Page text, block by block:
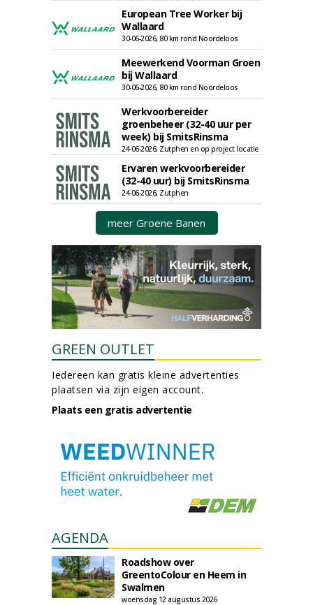
European Tree Worker bij
Wallaard
30-06-2026, 80 km rond Noordeloos
Meewerkend Voorman Groen
bij Wallaard
30-06-2026, 80 km rond Noordeloos
Werkvoorbereider
groenbeheer (32-40 uur per
week) bij SmitsRinsma
24-06-2026, Zutphen en op project locatie
Ervaren werkvoorbereider
(32-40 uur) bij SmitsRinsma
24-06-2026, Zutphen
meer Groene Banen
GREEN OUTLET
Iedereen kan gratis kleine advertenties
plaatsen via zijn eigen account.
Plaats een gratis advertentie
AGENDA
Roadshow over
GreentoColour en Heem in
Swalmen
woensdag 12 augustus 2026